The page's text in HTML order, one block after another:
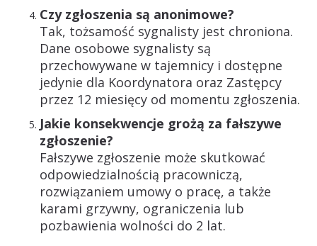
Czy zgłoszenia są anonimowe?
Tak, tożsamość sygnalisty jest chroniona.
Dane osobowe sygnalisty są
przechowywane w tajemnicy i dostępne
jedynie dla Koordynatora oraz Zastępcy
przez 12 miesięcy od momentu zgłoszenia.
Jakie konsekwencje grożą za fałszywe
zgłoszenie?
Fałszywe zgłoszenie może skutkować
odpowiedzialnością pracowniczą,
rozwiązaniem umowy o pracę, a także
karami grzywny, ograniczenia lub
pozbawienia wolności do 2 lat.